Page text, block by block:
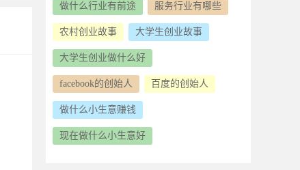
做什么行业有前途 服务行业有哪些
农村创业故事 大学生创业故事
大学生创业做什么好
facebook的创始人 百度的创始人
做什么小生意赚钱
现在做什么小生意好